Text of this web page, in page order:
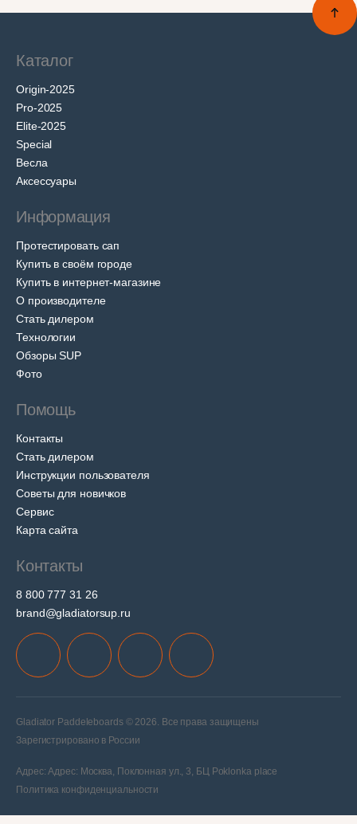
Каталог
Origin-2025
Pro-2025
Elite-2025
Special
Весла
Аксессуары
Информация
Протестировать сап
Купить в своём городе
Купить в интернет-магазине
О производителе
Стать дилером
Технологии
Обзоры SUP
Фото
Помощь
Контакты
Стать дилером
Инструкции пользователя
Советы для новичков
Сервис
Карта сайта
Контакты
8 800 777 31 26
brand@gladiatorsup.ru
Gladiator Paddeleboards © 2026. Все права защищены
Зарегистрировано в России
Адрес: Адрес: Москва, Поклонная ул., 3, БЦ Poklonka place
Политика конфиденциальности